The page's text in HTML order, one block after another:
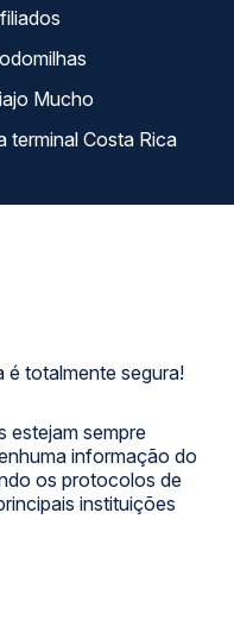
é totalmente segura!
estejam sempre
informação do
os protocolos de
instituições
Mucho
La terminal Costa Rica